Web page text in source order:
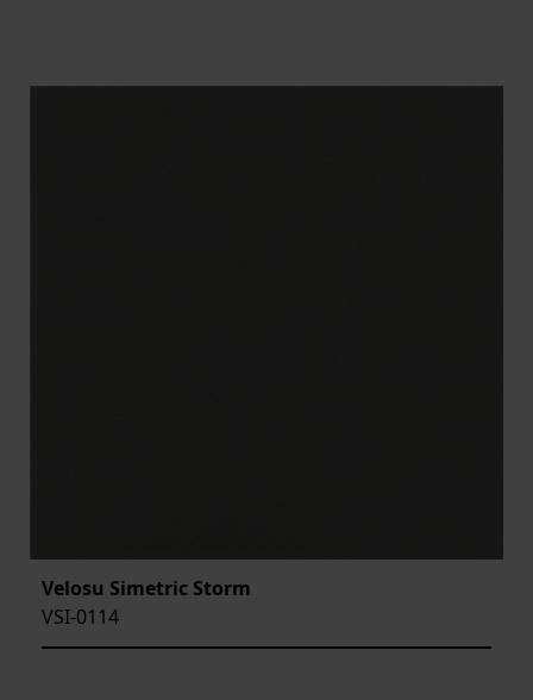
Velosu Simetric Storm
VSI-0114